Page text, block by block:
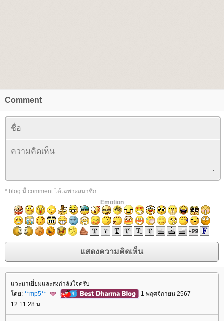
Comment
* blog นี้ comment ได้เฉพาะสมาชิก
+ Emotion+
วะมาเยี่ยมและส่งกำลังใจครับ
ดย: **mp5**
1 พฤศจิกายน 2567
12:11:28 น.